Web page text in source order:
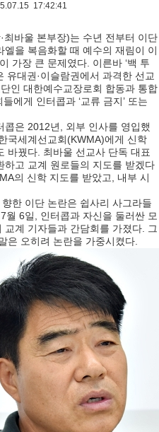
17:42:41
최바울 본부장)는 수년 전부터 이단
을 복음화할 때 예수의 재림이 이
가장 큰 문제였다. 이른바 ‘백 투
유대권·이슬람권에서 과격한 선교
인 대한예수교장로회 합동과 통합
에게 인터콥과 ‘교류 금지’ 또는
은 2012년, 외부 인사를 영입했
국세계선교회(KWMA)에게 신학
바꿨다. 최바울 선교사 단독 대표
고 교계 원로들의 지도를 받겠다
의 신학 지도를 받았고, 내부 시
한 이단 논란은 쉽사리 사그라들
월 6일, 인터콥과 자신을 둘러싼 모
계 기자들과 간담회를 가졌다. 그
은 오히려 논란을 가중시켰다.